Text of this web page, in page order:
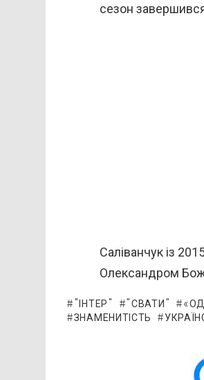
сезон
Саліванчук із
Олександром
"ІНТЕР" "СВАТИ"
ЗНАМЕНИТІСТЬ